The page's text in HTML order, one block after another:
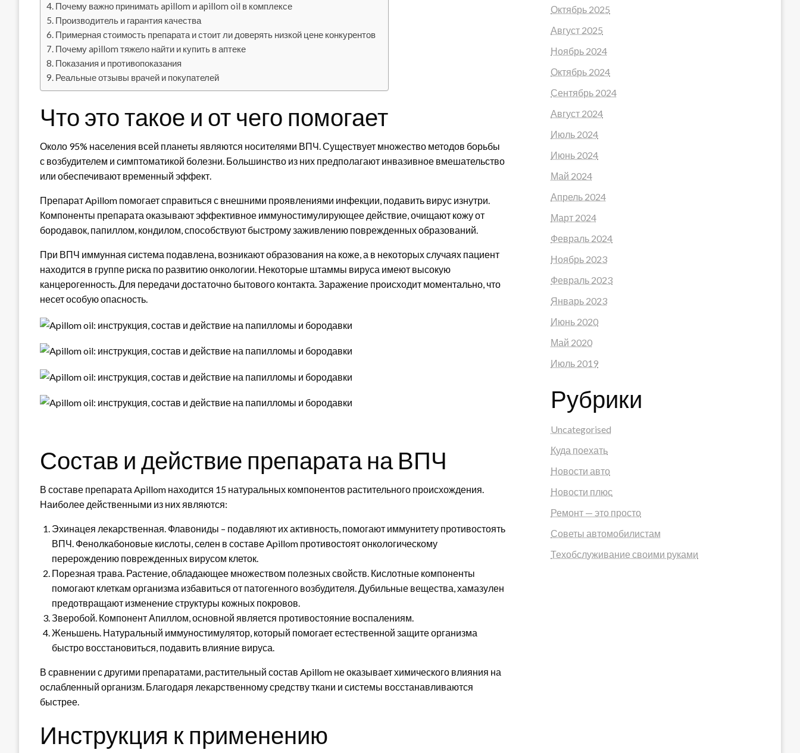
Почему важно принимать apillom и apillom oil в комплексе
Производитель и гарантия качества
Примерная стоимость препарата и стоит ли доверять низкой цене конкурентов
Почему apillom тяжело найти и купить в аптеке
Показания и противопоказания
Реальные отзывы врачей и покупателей
Что это такое и от чего помогает
Около 95% населения всей планеты являются носителями ВПЧ. Существует множество методов борьбы
с возбудителем и симптоматикой болезни. Большинство из них предполагают инвазивное вмешательство
или обеспечивают временный эффект.
Препарат Apillom помогает справиться с внешними проявлениями инфекции, подавить вирус изнутри.
Компоненты препарата оказывают эффективное иммуностимулирующее действие, очищают кожу от
бородавок, папиллом, кондилом, способствуют быстрому заживлению поврежденных образований.
При ВПЧ иммунная система подавлена, возникают образования на коже, а в некоторых случаях пациент
находится в группе риска по развитию онкологии. Некоторые штаммы вируса имеют высокую
канцерогенность. Для передачи достаточно бытового контакта. Заражение происходит моментально, что
несет особую опасность.
Состав и действие препарата на ВПЧ
В составе препарата Apillom находится 15 натуральных компонентов растительного происхождения.
Наиболее действенными из них являются:
Эхинацея лекарственная. Флавониды – подавляют их активность, помогают иммунитету противостоять
ВПЧ. Фенолкабоновые кислоты, селен в составе Apillom противостоят онкологическому
перерождению поврежденных вирусом клеток.
Порезная трава. Растение, обладающее множеством полезных свойств. Кислотные компоненты
помогают клеткам организма избавиться от патогенного возбудителя. Дубильные вещества, хамазулен
предотвращают изменение структуры кожных покровов.
Зверобой. Компонент Апиллом, основной является противостояние воспалениям.
Женьшень. Натуральный иммуностимулятор, который помогает естественной защите организма
быстро восстановиться, подавить влияние вируса.
В сравнении с другими препаратами, растительный состав Apillom не оказывает химического влияния на
ослабленный организм. Благодаря лекарственному средству ткани и системы восстанавливаются
быстрее.
Инструкция к применению
Октябрь 2025
Август 2025
Ноябрь 2024
Октябрь 2024
Сентябрь 2024
Август 2024
Июль 2024
Июнь 2024
Май 2024
Апрель 2024
Март 2024
Февраль 2024
Ноябрь 2023
Февраль 2023
Январь 2023
Июнь 2020
Май 2020
Июль 2019
Рубрики
Uncategorised
Куда поехать
Новости авто
Новости плюс
Ремонт — это просто
Советы автомобилистам
Техобслуживание своими руками